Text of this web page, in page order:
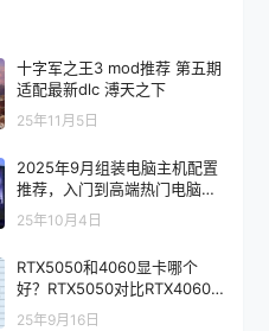
十字军之王3 mod推荐 第五期
适配最新dlc 溥天之下
25年11月5日
2025年9月组装电脑主机配置
推荐，入门到高端热门电脑配
置方案
25年10月4日
RTX5050和4060显卡哪个
好？RTX5050对比RTX4060/
5060性能评测
25年9月16日